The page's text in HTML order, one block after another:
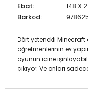
Ebat:
148 X
Barkod:
Dört yetenekli Minecraft
öğretmenlerinin ev
oyunun içine
çıkıyor. Ve onları